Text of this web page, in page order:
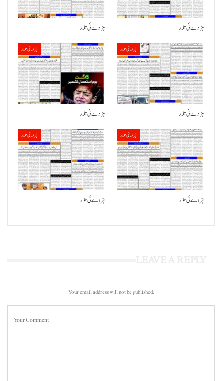
ہڑدے ئی تلار ہڑدے ئی تلار
ہڑدیئی تلار
ہڑدے ئی تلار
ہڑدیئی تلار
ہڑدے ئی تلار
ہڑدیئی تلار
ہڑدے ئی تلار
ہڑدیئی تلار
ہڑدے ئی تلار
Your email address will not be published.